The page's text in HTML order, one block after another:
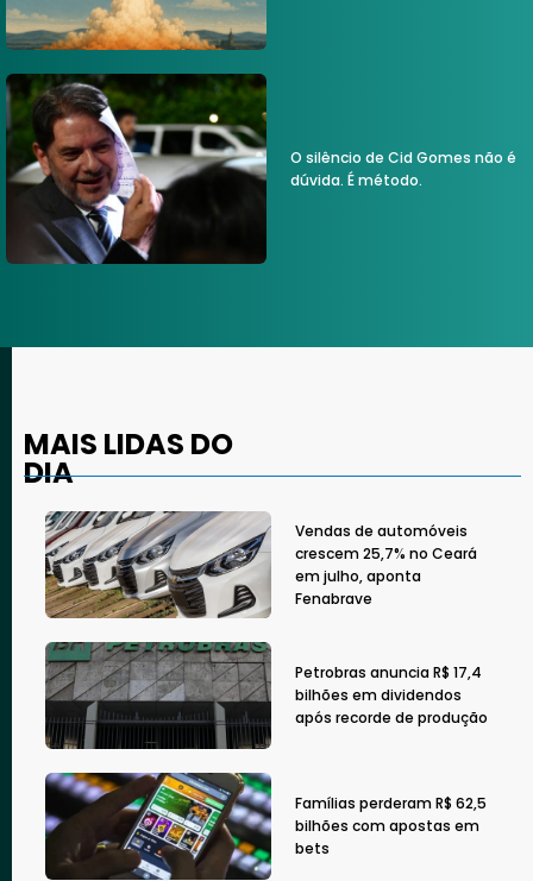
O silêncio de Cid Gomes não é
dúvida. É método.
MAIS LIDAS DO
DIA
Vendas de automóveis
crescem 25,7% no Ceará
em julho, aponta
Fenabrave
Petrobras anuncia R$ 17,4
bilhões em dividendos
após recorde de produção
Famílias perderam R$ 62,5
bilhões com apostas em
bets